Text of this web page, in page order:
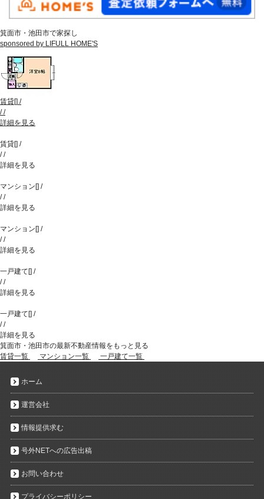
箕面市・池田市で家探し
sponsored by LIFULL HOME'S
賃貸[] /
//
詳細を見る
賃貸[] /
//
詳細を見る
マンション[] /
//
詳細を見る
マンション[] /
//
詳細を見る
一戸建て[] /
//
詳細を見る
一戸建て[] /
//
詳細を見る
箕面市・池田市の最新不動産情報をもっと見る
賃貸一覧
マンション一覧 一戸建て一覧
ホーム
運営会社
情報提供求む
号外NETへの広告出稿
お問い合わせ
プライバシーポリシー